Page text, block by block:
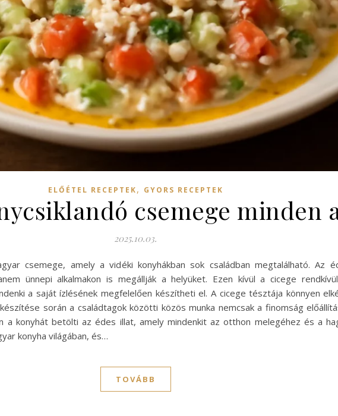
ELŐÉTEL RECEPTEK, GYORS RECEPTEK
csemege minden
2025.10.03.
csemege, amely a vidéki konyhákban sok családban megtalálható. Az
ünnepi alkalmakon is megállják a helyüket. Ezen kívül a cicege
a saját ízlésének megfelelően készítheti el. A cicege tésztája könnyen
során a családtagok közötti közös munka nemcsak a finomság
a konyhát betölti az édes illat, amely mindenkit az otthon melegéhez és a
konyha világában, és…
TOVÁBB